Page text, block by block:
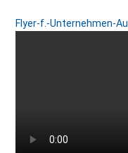
Flyer-f.-Unternehmen-